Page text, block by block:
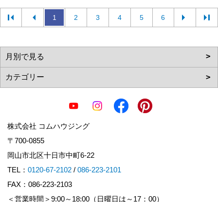
1 2 3 4 5 6
株式会社 コムハウジング
〒700-0855
岡山市北区十日市中町6-22
TEL： 0120-67-2102 / 086-223-2101
FAX：086-223-2103
＜営業時間＞9:00～18:00（日曜日は～17：00）